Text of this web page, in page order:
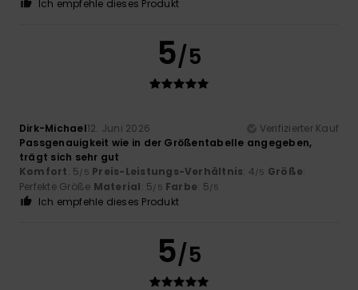
Ich empfehle dieses Produkt
5/5
Dirk-Michael12. Juni 2026
Verifizierter Kauf
Passgenauigkeit wie in der Größentabelle angegeben,
trägt sich sehr gut
Komfort: 5/5 Preis-Leistungs-Verhältnis: 4/5 Größe:
Perfekte Größe Material: 5/5 Farbe: 5/5
Ich empfehle dieses Produkt
5/5